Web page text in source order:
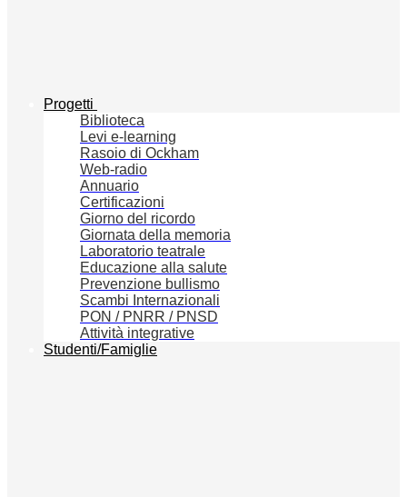
Progetti
Biblioteca
Levi e-learning
Rasoio di Ockham
Web-radio
Annuario
Certificazioni
Giorno del ricordo
Giornata della memoria
Laboratorio teatrale
Educazione alla salute
Prevenzione bullismo
Scambi Internazionali
PON / PNRR / PNSD
Attività integrative
Studenti/Famiglie